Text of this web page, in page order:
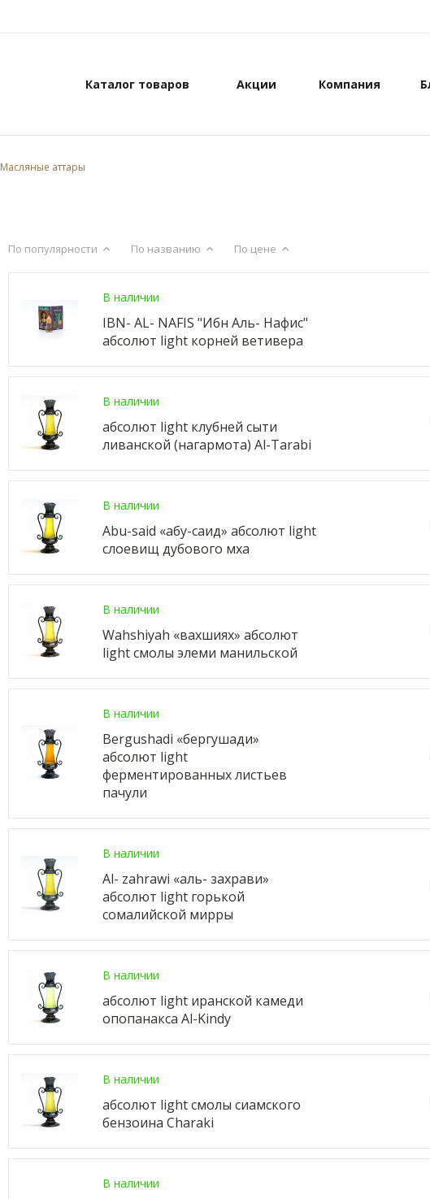
Каталог товаров Акции Компания
Масляные аттары
По популярности По названию По цене
В наличии
IBN- AL- NAFIS "Ибн Аль- Нафис"
абсолют light корней ветивера
В наличии
абсолют light клубней сыти
ливанской (нагармота) Al-Tarabi
В наличии
Abu-said «абу-саид» абсолют light
слоевищ дубового мха
В наличии
Wahshiyah «вахшиях» абсолют
light смолы элеми манильской
В наличии
Bergushadi «бергушади»
абсолют light
ферментированных листьев
пачули
В наличии
Al- zahrawi «аль- захрави»
абсолют light горькой
сомалийской мирры
В наличии
абсолют light иранской камеди
опопанакса Al-Kindy
В наличии
абсолют light смолы сиамского
бензоина Charaki
В наличии